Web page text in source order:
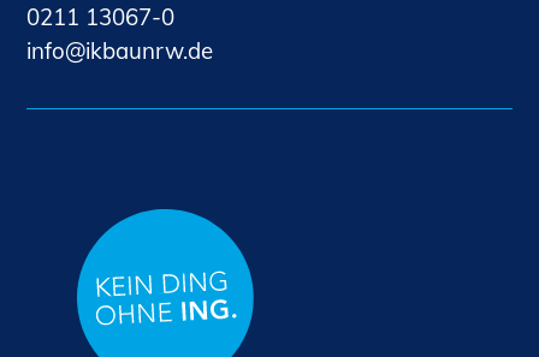
0211 13067-0
nf
kb nrwd